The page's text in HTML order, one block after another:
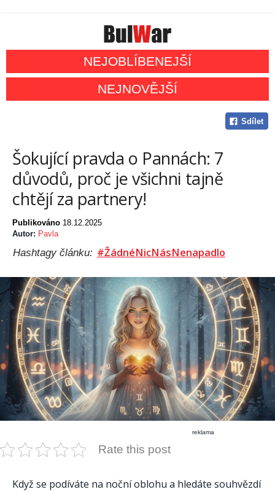
NEJOBLÍBENEJŠÍ
NEJNOVĚJŠÍ
Sdílet
Šokující pravda o Pannách: 7
důvodů, proč je všichni tajně
chtějí za partnery!
Publikováno 18.12.2025
Autor: Pavla
Hashtagy článku: #ŽádnéNicNásNenapadlo
reklama
Rate this post
Když se podíváte na noční oblohu a hledáte souhvězdí